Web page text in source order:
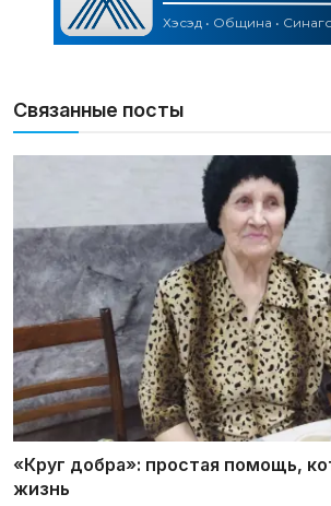
Связанные посты
«Круг добра»: простая помощь,
жизнь